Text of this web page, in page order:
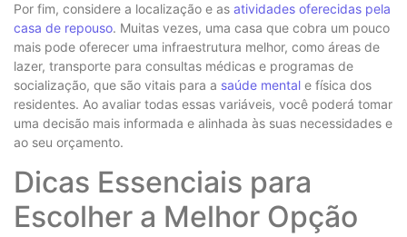
Por fim, considere a localização e as atividades oferecidas pela
casa de repouso. Muitas vezes, uma casa que cobra um pouco
mais pode oferecer uma infraestrutura melhor, como áreas de
lazer, transporte para consultas médicas e programas de
socialização, que são vitais para a saúde mental e física dos
residentes. Ao avaliar todas essas variáveis, você poderá tomar
uma decisão mais informada e alinhada às suas necessidades e
ao seu orçamento.
Dicas Essenciais para
Escolher a Melhor Opção